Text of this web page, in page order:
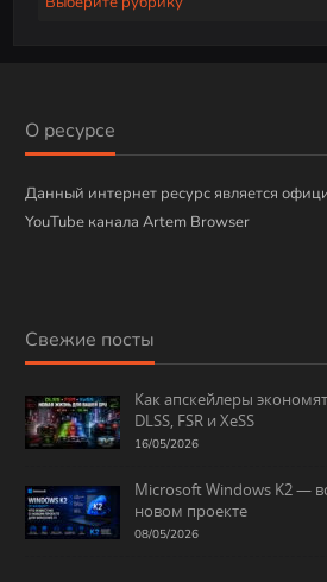
к
О ресурсе
Данный интернет ресурс является
YouTube канала Artem Browser
Свежие посты
Как апскейлеры
DLSS, FSR и XeSS
16/05/2026
Microsoft Windows K2 —
новом проекте
08/05/2026